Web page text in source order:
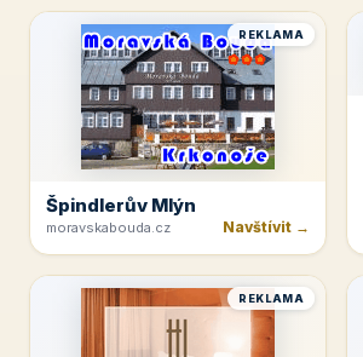
REKLAMA
Špindlerův Mlýn
moravskabouda.cz Navštívit →
REKLAMA